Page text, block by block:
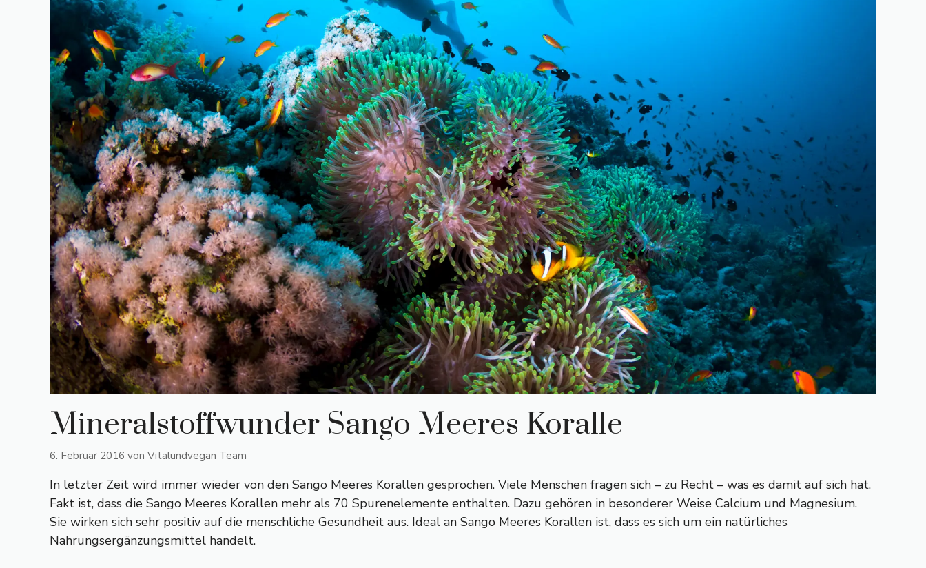
Mineralstoffwunder Sango Meeres Koralle
6. Februar 2016 von Vitalundvegan Team
In letzter Zeit wird immer wieder von den Sango Meeres Korallen gesprochen. Viele Menschen fragen sich – zu Recht – was es damit auf sich hat.
Fakt ist, dass die Sango Meeres Korallen mehr als 70 Spurenelemente enthalten. Dazu gehören in besonderer Weise Calcium und Magnesium.
Sie wirken sich sehr positiv auf die menschliche Gesundheit aus. Ideal an Sango Meeres Korallen ist, dass es sich um ein natürliches
Nahrungsergänzungsmittel handelt.